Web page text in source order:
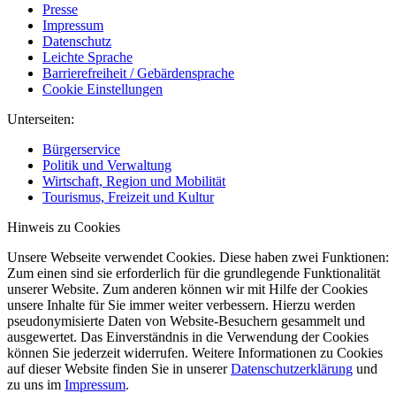
Presse
Impressum
Datenschutz
Leichte Sprache
Barrierefreiheit / Gebärdensprache
Cookie Einstellungen
Unterseiten:
Bürgerservice
Politik und Verwaltung
Wirtschaft, Region und Mobilität
Tourismus, Freizeit und Kultur
Hinweis zu Cookies
Unsere Webseite verwendet Cookies. Diese haben zwei Funktionen:
Zum einen sind sie erforderlich für die grundlegende Funktionalität
unserer Website. Zum anderen können wir mit Hilfe der Cookies
unsere Inhalte für Sie immer weiter verbessern. Hierzu werden
pseudonymisierte Daten von Website-Besuchern gesammelt und
ausgewertet. Das Einverständnis in die Verwendung der Cookies
können Sie jederzeit widerrufen. Weitere Informationen zu Cookies
auf dieser Website finden Sie in unsererDatenschutzerklärung und
zu uns im Impressum.